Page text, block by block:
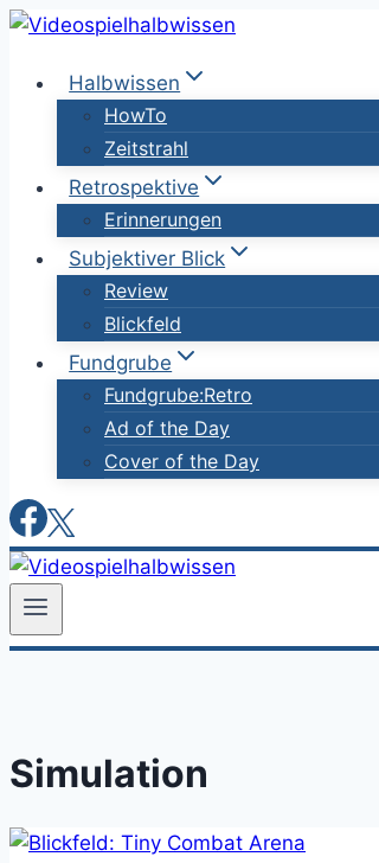
Zum
springenHalbwissen
HowTo
Zeitstrahl
Retrospektive
Erinnerungen
Subjektiver Blick
Review
Blickfeld
Fundgrube
Fundgrube:Retro
Ad of the Day
Cover of the Day
Simulation